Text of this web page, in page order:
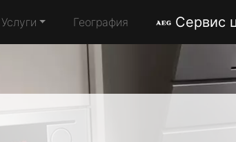
Услуги География Сервис